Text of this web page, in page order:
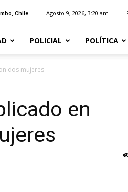
Chile Agosto 9, 2026, 3:20 am
POLICIAL POLÍTICA
dos mujeres
en